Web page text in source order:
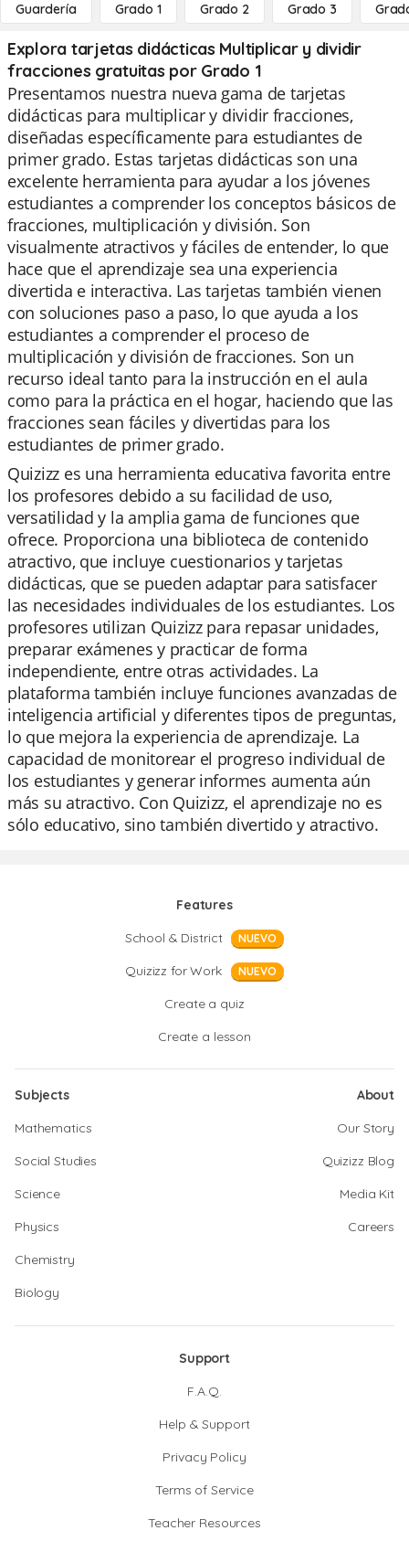
Guardería Grado 1 Grado 2 Grado 3
Explora tarjetas didácticas Multiplicar y dividir
fracciones gratuitas por Grado 1
Presentamos nuestra nueva gama de tarjetas
didácticas para multiplicar y dividir fracciones,
diseñadas específicamente para estudiantes de
primer grado. Estas tarjetas didácticas son una
excelente herramienta para ayudar a los jóvenes
estudiantes a comprender los conceptos básicos de
fracciones, multiplicación y división. Son
visualmente atractivos y fáciles de entender, lo que
hace que el aprendizaje sea una experiencia
divertida e interactiva. Las tarjetas también vienen
con soluciones paso a paso, lo que ayuda a los
estudiantes a comprender el proceso de
multiplicación y división de fracciones. Son un
recurso ideal tanto para la instrucción en el aula
como para la práctica en el hogar, haciendo que las
fracciones sean fáciles y divertidas para los
estudiantes de primer grado.
Quizizz es una herramienta educativa favorita entre
los profesores debido a su facilidad de uso,
versatilidad y la amplia gama de funciones que
ofrece. Proporciona una biblioteca de contenido
atractivo, que incluye cuestionarios y tarjetas
didácticas, que se pueden adaptar para satisfacer
las necesidades individuales de los estudiantes. Los
profesores utilizan Quizizz para repasar unidades,
preparar exámenes y practicar de forma
independiente, entre otras actividades. La
plataforma también incluye funciones avanzadas de
inteligencia artificial y diferentes tipos de preguntas,
lo que mejora la experiencia de aprendizaje. La
capacidad de monitorear el progreso individual de
los estudiantes y generar informes aumenta aún
más su atractivo. Con Quizizz, el aprendizaje no es
sólo educativo, sino también divertido y atractivo.
Features
School & District
NUEVO
Quizizz for Work NUEVO
Create a quiz
Create a lesson
Subjects
Mathematics
Social Studies
Science
Physics
Chemistry
Biology
About
Our Story
Quizizz Blog
Media Kit
Careers
Support
F.A.Q.
Help & Support
Privacy Policy
Terms of Service
Teacher Resources